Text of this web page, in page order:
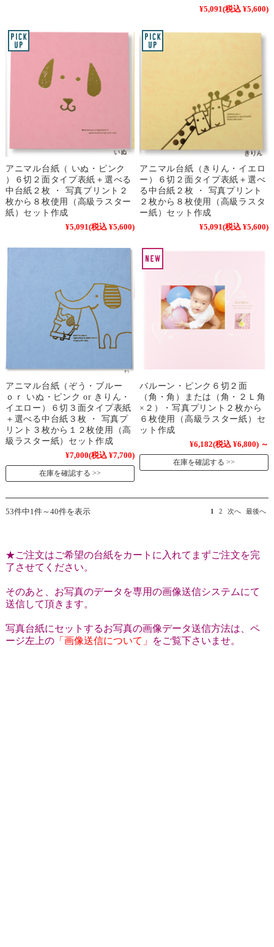
¥5,091(税込 ¥5,600)
アニマル台紙（ いぬ・ピンク
）６切２面タイプ表紙＋選べる
中台紙２枚 ・ 写真プリント２
枚から８枚使用（高級ラスター
紙）セット作成
¥5,091(税込 ¥5,600)
アニマル台紙（きりん・イエロ
ー）６切２面タイプ表紙＋選べ
る中台紙２枚 ・ 写真プリント
２枚から８枚使用（高級ラスタ
ー紙）セット作成
¥5,091(税込 ¥5,600)
アニマル台紙（ぞう・ブルー
ｏｒ いぬ・ピンク or きりん・
イエロー）６切３面タイプ表紙
＋選べる中台紙３枚 ・ 写真プ
リント３枚から１２枚使用（高
級ラスター紙）セット作成
¥7,000(税込 ¥7,700)
在庫を確認する
バルーン・ピンク６切２面
（角・角）または（角・２Ｌ角
×２）・写真プリント２枚から
６枚使用（高級ラスター紙）セ
ット作成
¥6,182(税込 ¥6,800) ～
在庫を確認する
53件中1件～40件を表示 1 2 次へ 最後へ
★ご注文はご希望の台紙をカートに入れてまずご注文を完
了させてください。
そのあと、お写真のデータを専用の画像送信システムにて
送信して頂きます。
写真台紙にセットするお写真の画像データ送信方法は、ペ
ージ左上の「画像送信について」 をご覧下さいませ。